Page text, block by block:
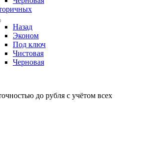
Назад
Эконом
Под ключ
Чистовая
Черновая
до рубля с учётом всех